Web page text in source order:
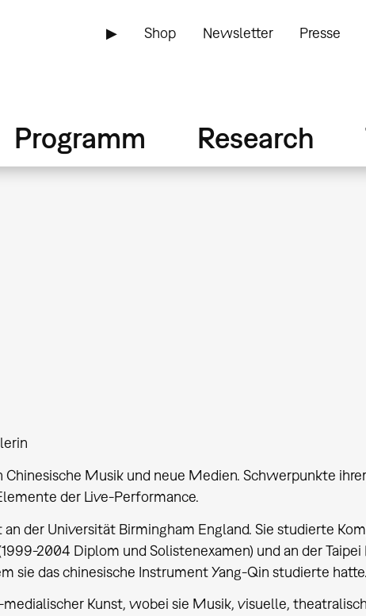
▶ Shop Newsletter Presse
Programm Research
Chinesische Musik und neue Medien. Schwerpunkte
der Live-Performance.
der Universität Birmingham England. Sie studierte
2004 Diplom und Solistenexamen) und an der
sie das chinesische Instrument Yang-Qin studierte hatte.
Kunst, wobei sie Musik, visuelle,